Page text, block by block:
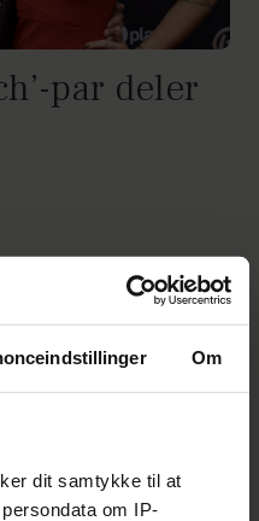
Om
dit samtykke til at
om IP-
par deler
jeg om
mødte